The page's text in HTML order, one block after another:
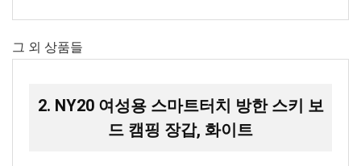
그 외 상품들
2. NY20 여성용 스마트터치 방한 스키 보
드 캠핑 장갑, 화이트